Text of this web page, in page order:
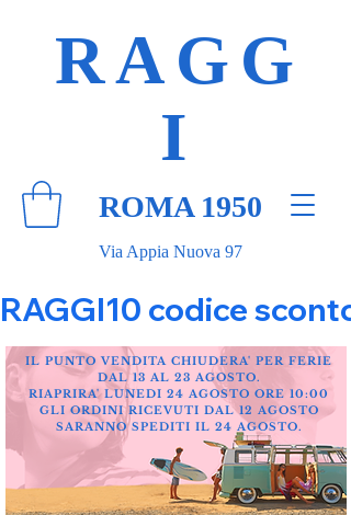
Via Appia Nuova 97
RAGG
I
ROMA 1950
RAGGI10 codice
IL PUNTO VENDITA CHIUDERA' PER FERIE
DAL 13 AL 23 AGOSTO.
RIAPRIRA' LUNEDI 24 AGOSTO ORE 10:00
GLI ORDINI RICEVUTI DAL 12 AGOSTO
SARANNO SPEDITI IL 24 AGOSTO.